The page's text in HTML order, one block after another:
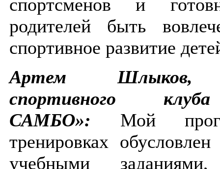
спортсменов и
родителей быть
спортивное развитие
Артем Шлыков,
спортивного
САМБО»: Мой
тренировках
учебными